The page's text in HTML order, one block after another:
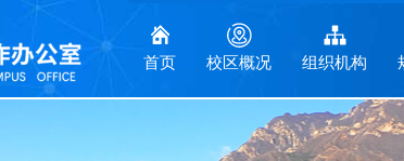
首页 校区概况 组织机构